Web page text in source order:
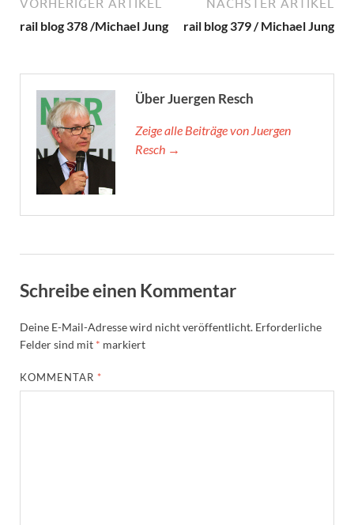
VORHERIGER ARTIKEL
rail blog 378 /Michael Jung
NÄCHSTER ARTIKEL
rail blog 379 / Michael Jung
Über Juergen Resch
Zeige alle Beiträge von Juergen
Resch →
Schreibe einen Kommentar
Deine E-Mail-Adresse wird nicht veröffentlicht. Erforderliche
Felder sind mit * markiert
KOMMENTAR *